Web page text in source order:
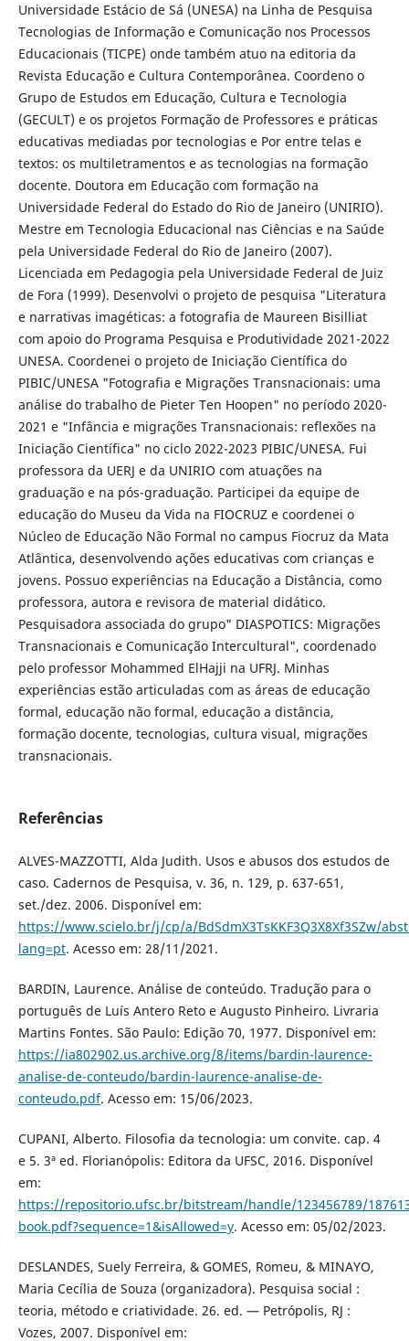
Universidade Estácio de Sá (UNESA) na Linha de Pesquisa
Tecnologias de Informação e Comunicação nos Processos
Educacionais (TICPE) onde também atuo na editoria da
Revista Educação e Cultura Contemporânea. Coordeno o
Grupo de Estudos em Educação, Cultura e Tecnologia
(GECULT) e os projetos Formação de Professores e práticas
educativas mediadas por tecnologias e Por entre telas e
textos: os multiletramentos e as tecnologias na formação
docente. Doutora em Educação com formação na
Universidade Federal do Estado do Rio de Janeiro (UNIRIO).
Mestre em Tecnologia Educacional nas Ciências e na Saúde
pela Universidade Federal do Rio de Janeiro (2007).
Licenciada em Pedagogia pela Universidade Federal de Juiz
de Fora (1999). Desenvolvi o projeto de pesquisa "Literatura
e narrativas imagéticas: a fotografia de Maureen Bisilliat
com apoio do Programa Pesquisa e Produtividade 2021-2022
UNESA. Coordenei o projeto de Iniciação Científica do
PIBIC/UNESA "Fotografia e Migrações Transnacionais: uma
análise do trabalho de Pieter Ten Hoopen" no período 2020-
2021 e "Infância e migrações Transnacionais: reflexões na
Iniciação Científica" no ciclo 2022-2023 PIBIC/UNESA. Fui
professora da UERJ e da UNIRIO com atuações na
graduação e na pós-graduação. Participei da equipe de
educação do Museu da Vida na FIOCRUZ e coordenei o
Núcleo de Educação Não Formal no campus Fiocruz da Mata
Atlântica, desenvolvendo ações educativas com crianças e
jovens. Possuo experiências na Educação a Distância, como
professora, autora e revisora de material didático.
Pesquisadora associada do grupo" DIASPOTICS: Migrações
Transnacionais e Comunicação Intercultural", coordenado
pelo professor Mohammed ElHajji na UFRJ. Minhas
experiências estão articuladas com as áreas de educação
formal, educação não formal, educação a distância,
formação docente, tecnologias, cultura visual, migrações
transnacionais.
Referências
ALVES-MAZZOTTI, Alda Judith. Usos e abusos dos estudos de
caso. Cadernos de Pesquisa, v. 36, n. 129, p. 637-651,
set./dez. 2006. Disponível em:
https://www.scielo.br/j/cp/a/BdSdmX3TsKKF3Q3X8Xf3SZw/
lang=pt. Acesso em: 28/11/2021.
BARDIN, Laurence. Análise de conteúdo. Tradução para o
português de Luís Antero Reto e Augusto Pinheiro. Livraria
Martins Fontes. São Paulo: Edição 70, 1977. Disponível em:
https://ia802902.us.archive.org/8/items/bardin-laurence-
analise-de-conteudo/bardin-laurence-analise-de-
conteudo.pdf. Acesso em: 15/06/2023.
CUPANI, Alberto. Filosofia da tecnologia: um convite. cap. 4
e 5. 3ª ed. Florianópolis: Editora da UFSC, 2016. Disponível
em:
https://repositorio.ufsc.br/bitstream/handle/123456789/
book.pdf?sequence=1&isAllowed=y. Acesso em: 05/02/2023.
DESLANDES, Suely Ferreira, & GOMES, Romeu, & MINAYO,
Maria Cecília de Souza (organizadora). Pesquisa social :
teoria, método e criatividade. 26. ed. — Petrópolis, RJ :
Vozes, 2007. Disponível em: